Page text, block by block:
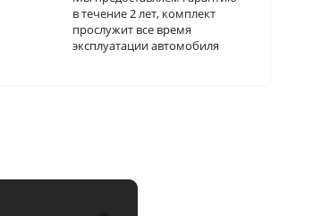
в течение 2 лет, комплект
прослужит все время
эксплуатации автомобиля